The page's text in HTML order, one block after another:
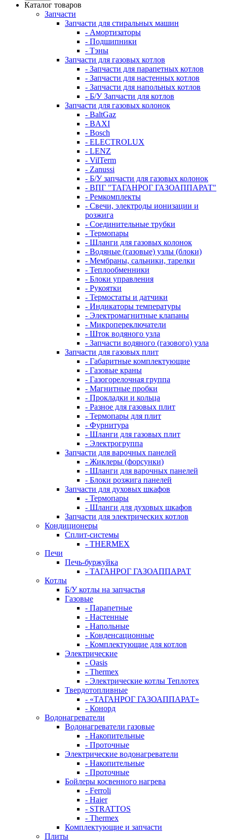
Каталог товаров
Запчасти
Запчасти для стиральных машин
- Амортизаторы
- Подшипники
- Тэны
Запчасти для газовых котлов
- Запчасти для парапетных котлов
- Запчасти для настенных котлов
- Запчасти для напольных котлов
- Б/У Запчасти для котлов
Запчасти для газовых колонок
- BaltGaz
- BAXI
- Bosch
- ELECTROLUX
- LENZ
- VilTerm
- Zanussi
- Б/У запчасти для газовых колонок
- ВПГ "ТАГАНРОГ ГАЗОАППАРАТ"
- Ремкомплекты
- Свечи, электроды ионизации и
розжига
- Соединительные трубки
- Термопары
- Шланги для газовых колонок
- Водяные (газовые) узлы (блоки)
- Мембраны, сальники, тарелки
- Теплообменники
- Блоки управления
- Рукоятки
- Термостаты и датчики
- Индикаторы температуры
- Электромагнитные клапаны
- Микропереключатели
- Шток водяного узла
- Запчасти водяного (газового) узла
Запчасти для газовых плит
- Габаритные комплектующие
- Газовые краны
- Газогорелочная группа
- Магнитные пробки
- Прокладки и кольца
- Разное для газовых плит
- Термопары для плит
- Фурнитура
- Шланги для газовых плит
- Электрогруппа
Запчасти для варочных панелей
- Жиклеры (форсунки)
- Шланги для варочных панелей
- Блоки розжига панелей
Запчасти для духовых шкафов
- Термопары
- Шланги для духовых шкафов
Запчасти для электрических котлов
Кондиционеры
Сплит-системы
- THERMEX
Печи
Печь-буржуйка
- ТАГАНРОГ ГАЗОАППАРАТ
Котлы
Б/У котлы на запчастья
Газовые
- Парапетные
- Настенные
- Напольные
- Конденсационные
- Комплектующие для котлов
Электрические
- Oasis
- Thermex
- Электрические котлы Теплотех
Твердотопливные
- «ТАГАНРОГ ГАЗОАППАРАТ»
- Конорд
Водонагреватели
Водонагреватели газовые
- Накопительные
- Проточные
Электрические водонагреватели
- Накопительные
- Проточные
Бойлеры косвенного нагрева
- Ferroli
- Haier
- STRATTOS
- Thermex
Комплектующие и запчасти
Плиты